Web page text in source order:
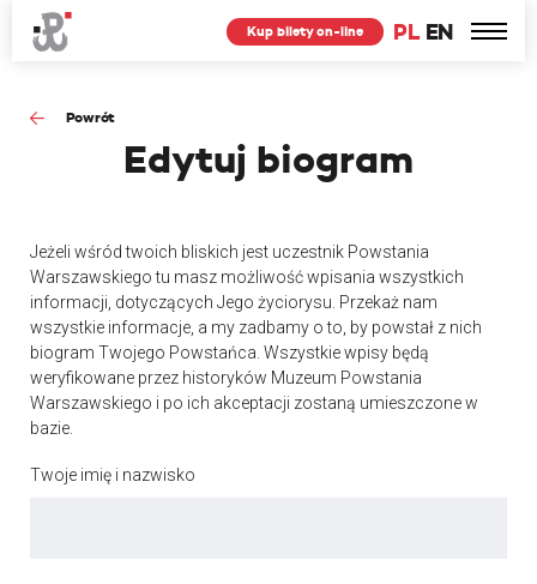
PL EN
Kup bilety on-line
Powrót
Edytuj biogram
Jeżeli wśród twoich bliskich jest uczestnik Powstania
Warszawskiego tu masz możliwość wpisania wszystkich
informacji, dotyczących Jego życiorysu. Przekaż nam
wszystkie informacje, a my zadbamy o to, by powstał z nich
biogram Twojego Powstańca. Wszystkie wpisy będą
weryfikowane przez historyków Muzeum Powstania
Warszawskiego i po ich akceptacji zostaną umieszczone w
bazie.
Twoje imię i nazwisko